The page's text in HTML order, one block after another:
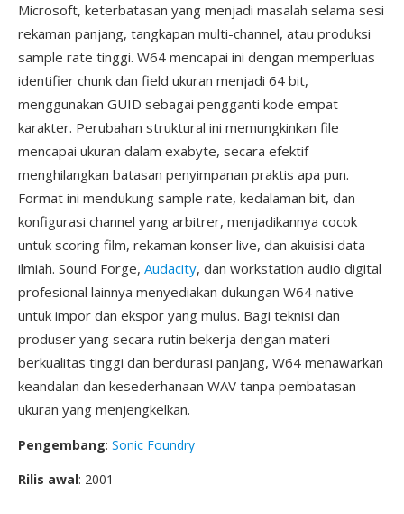
Microsoft, keterbatasan yang menjadi masalah selama sesi
rekaman panjang, tangkapan multi-channel, atau produksi
sample rate tinggi. W64 mencapai ini dengan memperluas
identifier chunk dan field ukuran menjadi 64 bit,
menggunakan GUID sebagai pengganti kode empat
karakter. Perubahan struktural ini memungkinkan file
mencapai ukuran dalam exabyte, secara efektif
menghilangkan batasan penyimpanan praktis apa pun.
Format ini mendukung sample rate, kedalaman bit, dan
konfigurasi channel yang arbitrer, menjadikannya cocok
untuk scoring film, rekaman konser live, dan akuisisi data
ilmiah. Sound Forge, Audacity, dan workstation audio digital
profesional lainnya menyediakan dukungan W64 native
untuk impor dan ekspor yang mulus. Bagi teknisi dan
produser yang secara rutin bekerja dengan materi
berkualitas tinggi dan berdurasi panjang, W64 menawarkan
keandalan dan kesederhanaan WAV tanpa pembatasan
ukuran yang menjengkelkan.
Pengembang: Sonic Foundry
Rilis awal: 2001